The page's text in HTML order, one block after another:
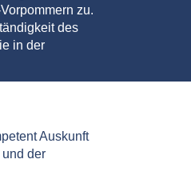
zu.
des
in der
Auskunft
der